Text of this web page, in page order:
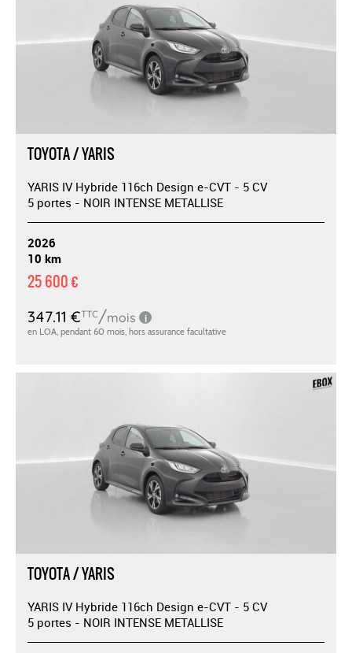
TOYOTA / YARIS
YARIS IV Hybride 116ch Design e-CVT - 5 CV
5 portes - NOIR INTENSE METALLISE
2026
10 km
25 600 €
TOYOTA / YARIS
YARIS IV Hybride 116ch Design e-CVT - 5 CV
5 portes - NOIR INTENSE METALLISE